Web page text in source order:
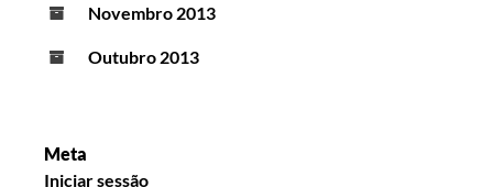
Novembro 2013
Outubro 2013
Meta
Iniciar sessão